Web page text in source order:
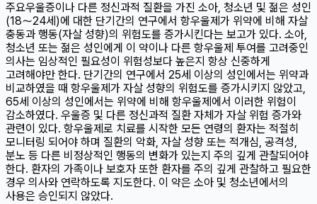
주요우울증이나 다른 정신과적 질환을 가진 소아, 청소년 및 젊은 성인
(18～24세)에 대한 단기간의 연구에서 항우울제가 위약에 비해 자살
충동과 행동(자살 성향)의 위험도를 증가시킨다는 보고가 있다. 소아,
청소년 또는 젊은 성인에게 이 약이나 다른 항우울제 투여를 고려중인
의사는 임상적인 필요성이 위험성보다 높은지 항상 신중하게
고려해야만 한다. 단기간의 연구에서 25세 이상의 성인에서는 위약과
비교하였을 때 항우울제가 자살 성향의 위험도를 증가시키지 않았고,
65세 이상의 성인에서는 위약에 비해 항우울제에서 이러한 위험이
감소하였다. 우울증 및 다른 정신과적 질환 자체가 자살 위험 증가와
관련이 있다. 항우울제로 치료를 시작한 모든 연령의 환자는 적절히
모니터링 되어야 하며 질환의 악화, 자살 성향 또는 적개심, 공격성,
분노 등 다른 비정상적인 행동의 변화가 있는지 주의 깊게 관찰되어야
한다. 환자의 가족이나 보호자 또한 환자를 주의 깊게 관찰하고 필요한
경우 의사와 연락하도록 지도한다. 이 약은 소아 및 청소년에서의
사용은 승인되지 않았다.